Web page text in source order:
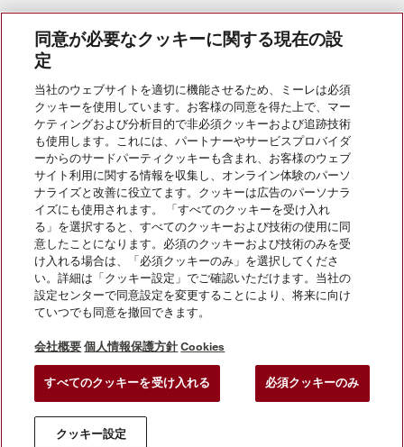
Mieleの販売店を探す
Miele Japan
メリット
Smart Home
ビジネスパートナー
同意が必要なクッキーに関する現在の設
定
当社のウェブサイトを適切に機能させるため、ミーレは必須
クッキーを使用しています。お客様の同意を得た上で、マー
ケティングおよび分析目的で非必須クッキーおよび追跡技術
も使用します。これには、パートナーやサービスプロバイダ
ーからのサードパーティクッキーも含まれ、お客様のウェブ
サイト利用に関する情報を収集し、オンライン体験のパーソ
ナライズと改善に役立てます。クッキーは広告のパーソナラ
イズにも使用されます。 「すべてのクッキーを受け入れ
る」を選択すると、すべてのクッキーおよび技術の使用に同
意したことになります。必須のクッキーおよび技術のみを受
け入れる場合は、「必須クッキーのみ」を選択してくださ
い。詳細は「クッキー設定」でご確認いただけます。当社の
設定センターで同意設定を変更することにより、将来に向け
ていつでも同意を撤回できます。
会社概要 個人情報保護方針 Cookies
すべてのクッキーを受け入れる 必須クッキーのみ
クッキー設定